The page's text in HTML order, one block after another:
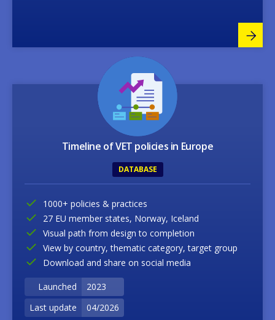
Image
Timeline of VET policies in Europe
DATABASE
1000+ policies & practices
27 EU member states, Norway, Iceland
Visual path from design to completion
View by country, thematic category, target group
Download and share on social media
Launched
2023
Last update
04/2026